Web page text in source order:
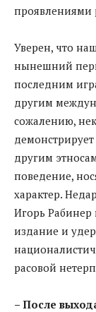
проявлениями
Уверен, что
нынешний
последним
другим
сожалению,
другим
поведение,
характер.
Игорь Рабинер
издание и
расовой
– После